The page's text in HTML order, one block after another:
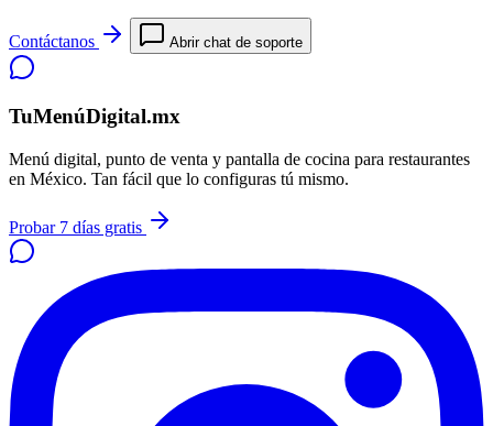
Contáctanos Abrir chat de soporte
TuMenúDigital.mx
Menú digital, punto de venta y pantalla de cocina para restaurantes
en México. Tan fácil que lo configuras tú mismo.
Probar 7 días gratis